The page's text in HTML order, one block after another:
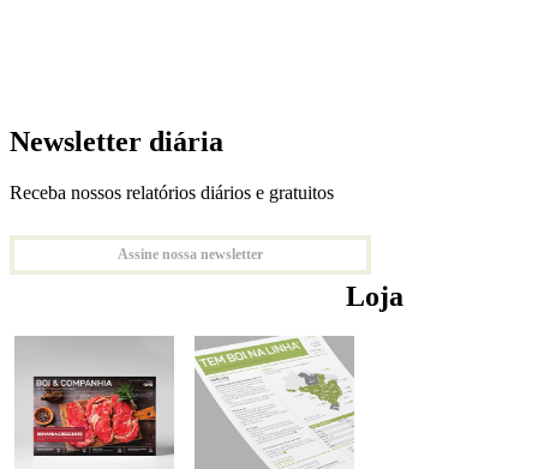
Newsletter diária
Receba nossos relatórios diários e gratuitos
Assine nossa newsletter
Loja